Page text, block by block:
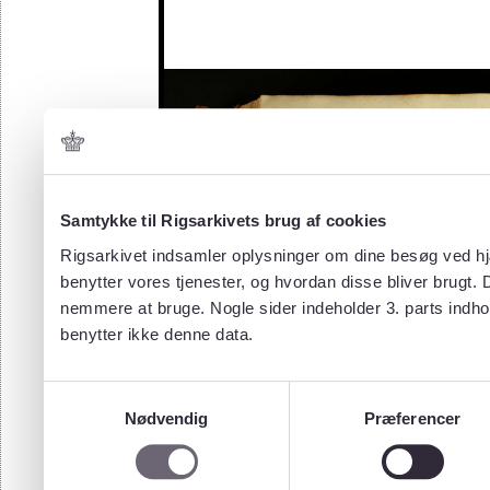
Samtykke til Rigsarkivets brug af cookies
Rigsarkivet indsamler oplysninger om dine besøg ved
benytter vores tjenester, og hvordan disse bliver
nemmere at bruge. Nogle sider indeholder 3. parts
benytter ikke denne data.
Nødvendig
Præferencer